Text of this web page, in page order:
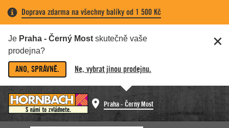
Doprava zdarma na všechny balíky od 1 500 Kč
Je Praha - Černý Most skutečně vaše
prodejna?
ANO, SPRÁVNĚ. Ne, vybrat jinou prodejnu.
Praha - Černý Most